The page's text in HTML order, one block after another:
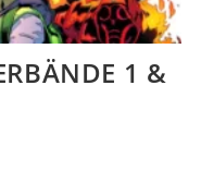
1 &